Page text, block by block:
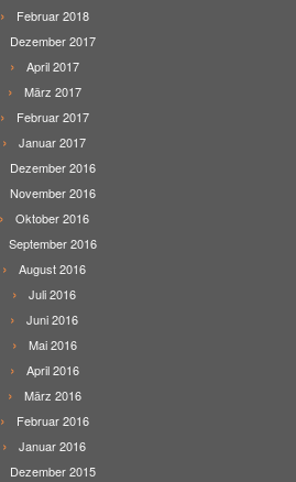
Februar 2018
Dezember 2017
April 2017
März 2017
Februar 2017
Januar 2017
Dezember 2016
November 2016
Oktober 2016
September 2016
August 2016
Juli 2016
Juni 2016
Mai 2016
April 2016
März 2016
Februar 2016
Januar 2016
Dezember 2015